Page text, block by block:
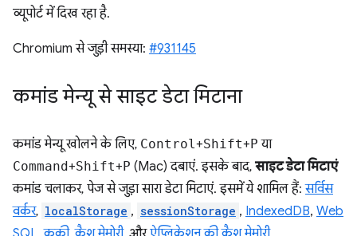
व्यूपोर्ट में दिख रहा है.
Chromium से जुड़ी समस्या: #931145
कमांड मेन्यू से साइट डेटा मिटाना
कमांड मेन्यू खोलने के लिए, Control +Shift+P या
Command+Shift+P (Mac) दबाएं. इसके बाद, साइट डेटा मिटाएं
कमांड चलाकर, पेज से जुड़ा सारा डेटा मिटाएं. इसमें ये शामिल हैं:सर्विस
वर्कर, localStorage , sessionStorage , IndexedDB, Web